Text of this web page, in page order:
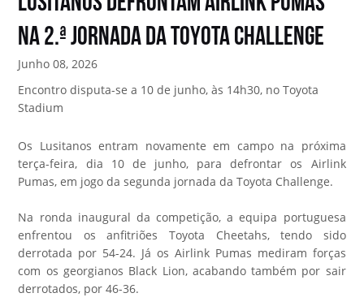
na 2.ª jornada da Toyota Challenge
Junho 08, 2026
Encontro disputa-se a 10 de junho, às 14h30, no Toyota
Stadium
Os Lusitanos entram novamente em campo na próxima
terça-feira, dia 10 de junho, para defrontar os Airlink
Pumas, em jogo da segunda jornada da Toyota Challenge.
Na ronda inaugural da competição, a equipa portuguesa
enfrentou os anfitriões Toyota Cheetahs, tendo sido
derrotada por 54-24. Já os Airlink Pumas mediram forças
com os georgianos Black Lion, acabando também por sair
derrotados, por 46-36.